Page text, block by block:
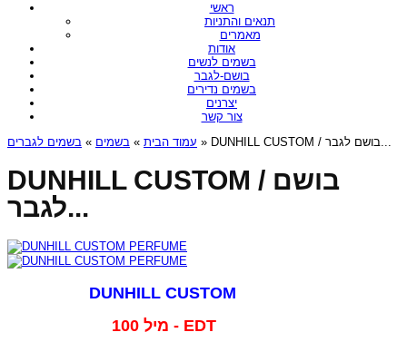
ראשי
תנאים והתניות
מאמרים
אודות
בשמים לנשים
בושם-לגבר
בשמים נדירים
יצרנים
צור קשר
עמוד הבית » בשמים » בשמים לגברים » DUNHILL CUSTOM / בושם לגבר...
DUNHILL CUSTOM / בושם
לגבר...
DUNHILL CUSTOM
100 מיל - EDT